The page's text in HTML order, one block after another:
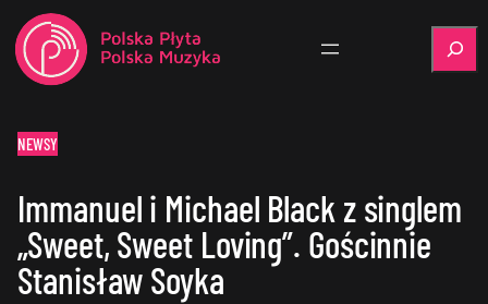
NEWSY
Immanuel i Michael Black z singlem
„Sweet, Sweet Loving”. Gościnnie
Stanisław Soyka